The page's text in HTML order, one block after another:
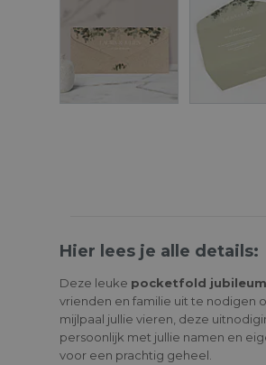
Hier lees je alle details:
Deze leuke pocketfold
vrienden en familie uit te nodigen
mijlpaal jullie vieren, deze
persoonlijk met jullie namen en
voor een prachtig geheel.